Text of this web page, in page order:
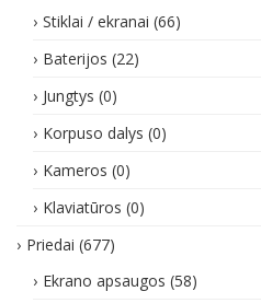
Stiklai / ekranai (66)
Baterijos (22)
Jungtys (0)
Korpuso dalys (0)
Kameros (0)
Klaviatūros (0)
Priedai (677)
Ekrano apsaugos (58)